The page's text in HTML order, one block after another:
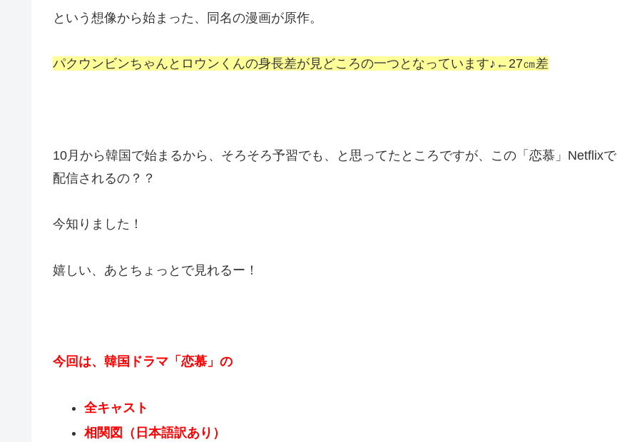
という想像から始まった、同名の漫画が原作。
パクウンビンちゃんとロウンくんの身長差が見どころの一つとなっています♪←27㎝差
10月から韓国で始まるから、そろそろ予習でも、と思ってたところですが、この「恋慕」Netflixで
配信されるの？？
今知りました！
嬉しい、あとちょっとで見れるー！
今回は、韓国ドラマ「恋慕」の
全キャスト
相関図（日本語訳あり）